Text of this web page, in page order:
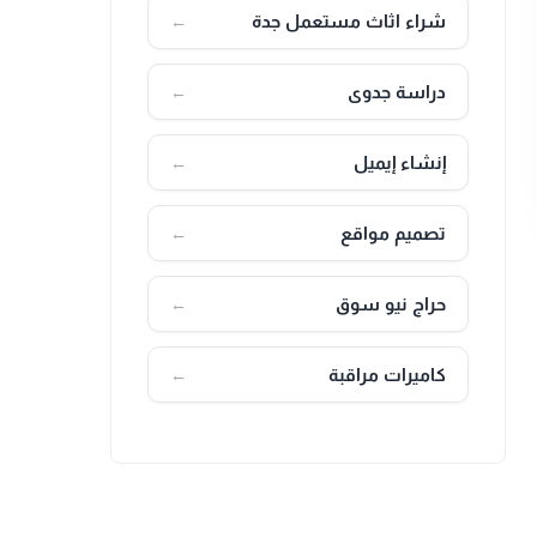
شراء اثاث مستعمل جدة ←
دراسة جدوى ←
إنشاء إيميل ←
تصميم مواقع ←
حراج نيو سوق ←
كاميرات مراقبة ←